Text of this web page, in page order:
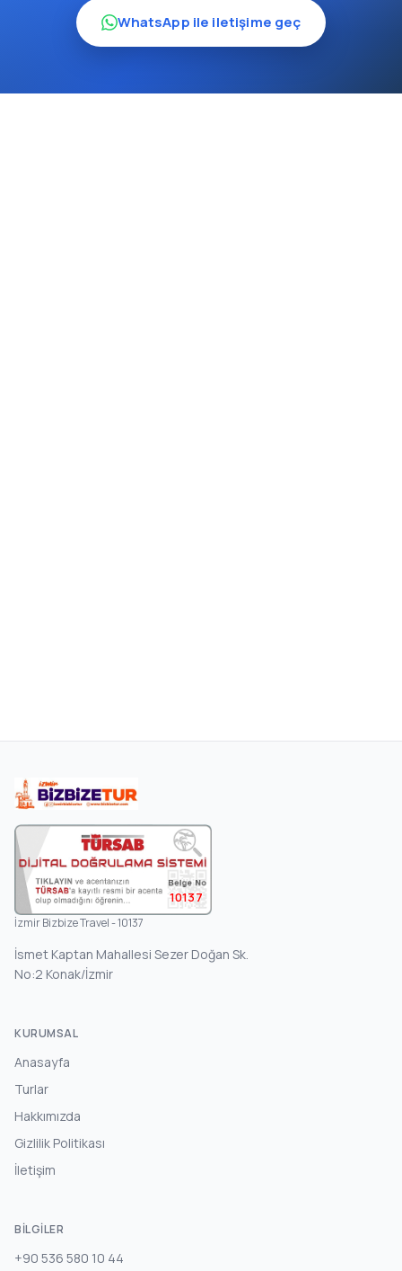
WhatsApp ile iletişime geç
10137
İzmir Bizbize Travel - 10137
İsmet Kaptan Mahallesi Sezer Doğan Sk.
No:2 Konak/İzmir
KURUMSAL
Anasayfa
Turlar
Hakkımızda
Gizlilik Politikası
İletişim
BILGILER
+90 536 580 10 44